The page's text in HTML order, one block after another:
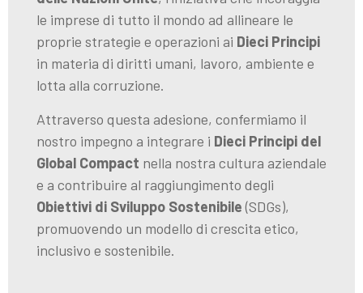
le imprese di tutto il mondo ad allineare le
proprie strategie e operazioni ai Dieci Principi
in materia di diritti umani, lavoro, ambiente e
lotta alla corruzione.
Attraverso questa adesione, confermiamo il
nostro impegno a integrare i Dieci Principi del
Global Compact nella nostra cultura aziendale
e a contribuire al raggiungimento degli
Obiettivi di Sviluppo Sostenibile(SDGs),
promuovendo un modello di crescita etico,
inclusivo e sostenibile.